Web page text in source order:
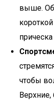
выше.
чтобы